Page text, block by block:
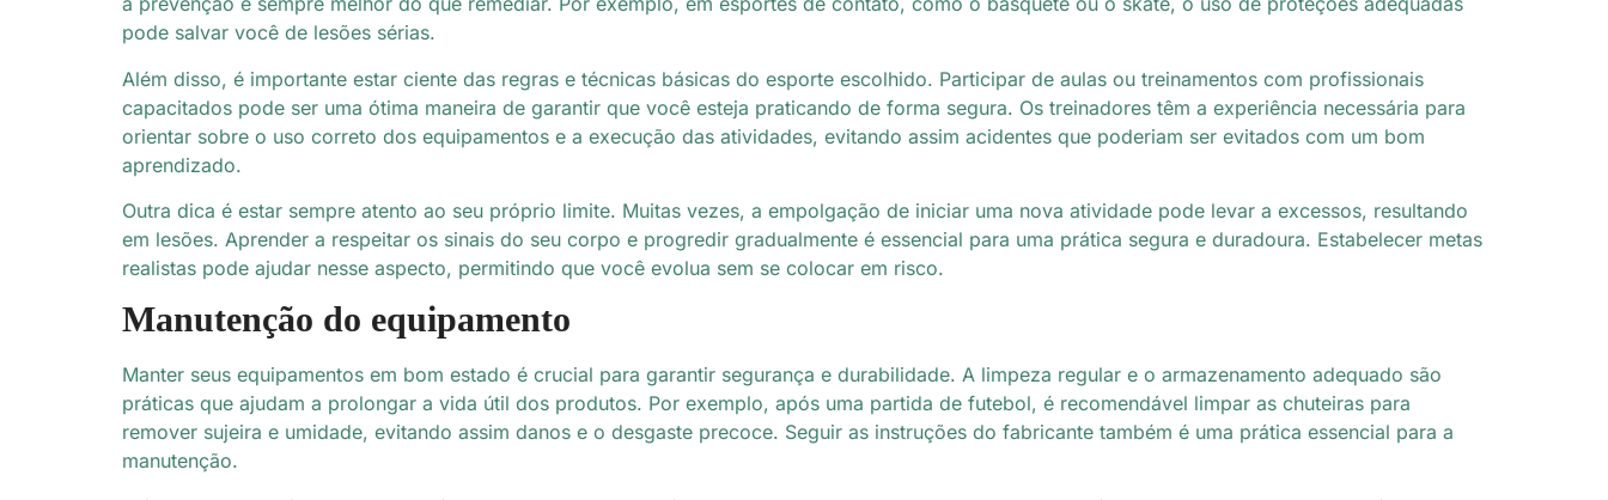
pode salvar você de lesões sérias.
Além disso, é importante estar ciente das regras e técnicas básicas do esporte escolhido. Participar de aulas ou treinamentos com profissionais
capacitados pode ser uma ótima maneira de garantir que você esteja praticando de forma segura. Os treinadores têm a experiência necessária para
orientar sobre o uso correto dos equipamentos e a execução das atividades, evitando assim acidentes que poderiam ser evitados com um bom
aprendizado.
Outra dica é estar sempre atento ao seu próprio limite. Muitas vezes, a empolgação de iniciar uma nova atividade pode levar a excessos, resultando
em lesões. Aprender a respeitar os sinais do seu corpo e progredir gradualmente é essencial para uma prática segura e duradoura. Estabelecer metas
realistas pode ajudar nesse aspecto, permitindo que você evolua sem se colocar em risco.
Manutenção do equipamento
Manter seus equipamentos em bom estado é crucial para garantir segurança e durabilidade. A limpeza regular e o armazenamento adequado são
práticas que ajudam a prolongar a vida útil dos produtos. Por exemplo, após uma partida de futebol, é recomendável limpar as chuteiras para
remover sujeira e umidade, evitando assim danos e o desgaste precoce. Seguir as instruções do fabricante também é uma prática essencial para a
manutenção.